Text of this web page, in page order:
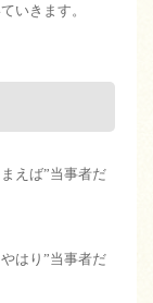
いきます。
えば”当事者だ
はり”当事者だ